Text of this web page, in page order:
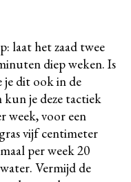
laat het zaad twee
diep weken. Is
je dit ook in de
kun je deze tactiek
week, voor een
vijf centimeter
per week 20
Vermijd de